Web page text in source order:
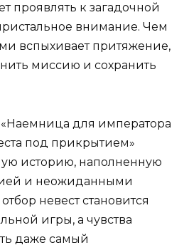
проявлять к загадочной
внимание. Чем
вспыхивает притяжение,
миссию и сохранить
для императора
под прикрытием»
историю, наполненную
и неожиданными
невест становится
игры, а чувства
даже самый